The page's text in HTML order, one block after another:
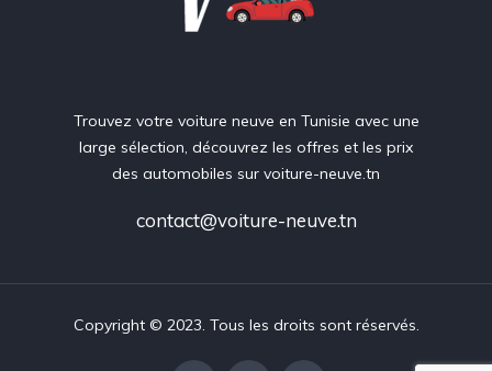
Trouvez votre voiture neuve en Tunisie avec une
large sélection, découvrez les offres et les prix
des automobiles sur voiture-neuve.tn
contact@voiture-neuve.tn
Copyright © 2023. Tous les droits sont réservés.